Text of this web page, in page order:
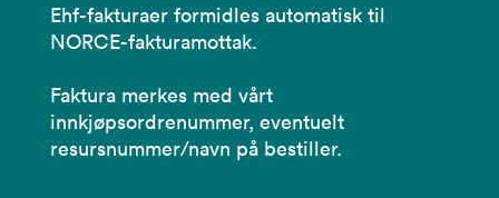
Ehf-fakturaer formidles automatisk til
NORCE-fakturamottak.
Faktura merkes med vårt
innkjøpsordrenummer, eventuelt
resursnummer/navn på bestiller.